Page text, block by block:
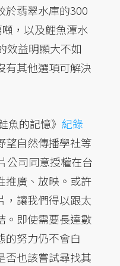
於翡翠水庫的300
，以及鯉魚潭水
效益明顯大不如
有其他選項可解決
魚的記憶》 紀錄
望自然傳播學社等
公司同意授權在台
推廣、放映。或許
，讓我們得以跟太
。即使需要長達數
的努力仍不會白
否也該嘗試尋找其